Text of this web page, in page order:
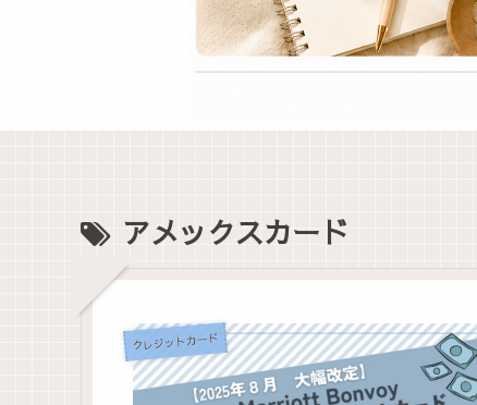
アメックスカード
クレジットカード